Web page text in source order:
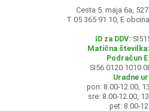
Cesta 5. maja 6a,
T 05 365 91 10, E
ID za DDV:
Matična številka:
Podračun
SI56 0120 1010
Uradne
pon: 8.00-12.00,
sre: 8.00-12.00,
pet: 8.00-